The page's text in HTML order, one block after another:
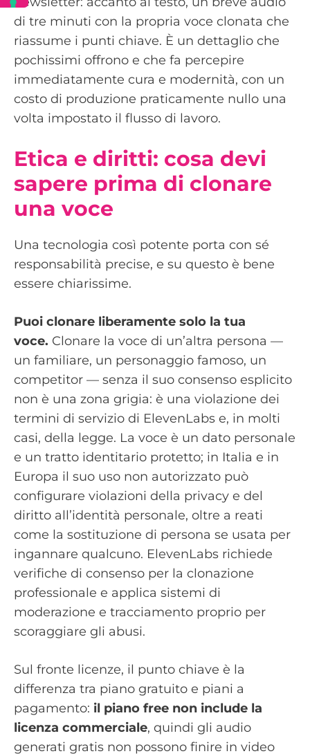
di tre minuti con la propria voce clonata che
riassume i punti chiave. È un dettaglio che
pochissimi offrono e che fa percepire
immediatamente cura e modernità, con un
costo di produzione praticamente nullo una
volta impostato il flusso di lavoro.
Etica e diritti: cosa devi
sapere prima di clonare
una voce
Una tecnologia così potente porta con sé
responsabilità precise, e su questo è bene
essere chiarissime.
Puoi clonare liberamente solo la tua
voce. Clonare la voce di un’altra persona —
un familiare, un personaggio famoso, un
competitor — senza il suo consenso esplicito
non è una zona grigia: è una violazione dei
termini di servizio di ElevenLabs e, in molti
casi, della legge. La voce è un dato personale
e un tratto identitario protetto; in Italia e in
Europa il suo uso non autorizzato può
configurare violazioni della privacy e del
diritto all’identità personale, oltre a reati
come la sostituzione di persona se usata per
ingannare qualcuno. ElevenLabs richiede
verifiche di consenso per la clonazione
professionale e applica sistemi di
moderazione e tracciamento proprio per
scoraggiare gli abusi.
Sul fronte licenze, il punto chiave è la
differenza tra piano gratuito e piani a
pagamento: il piano free non include la
licenza commerciale, quindi gli audio
generati gratis non possono finire in video